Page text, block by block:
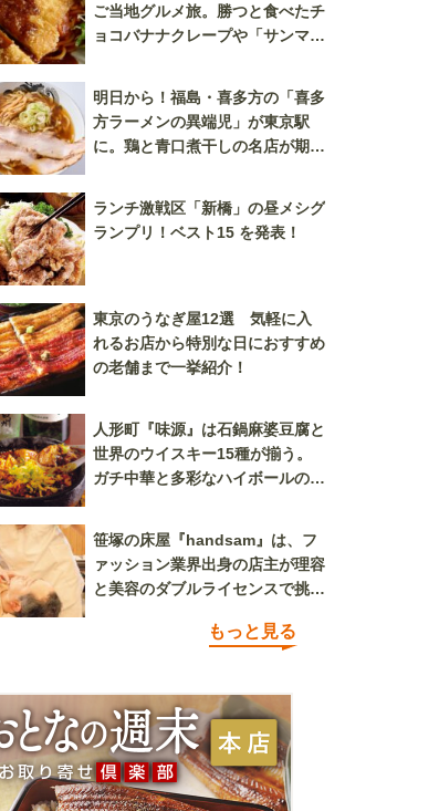
ご当地グルメ旅。勝つと食べたチ
ョコバナナクレープや「サンマー
明日から！福島・喜多方の「喜多
方ラーメンの異端児」が東京駅
に。鶏と青口煮干しの名店が期間
ランチ激戦区「新橋」の昼メシグ
ランプリ！ベスト15 を発表！
東京のうなぎ屋12選 気軽に入
れるお店から特別な日におすすめ
の老舗まで一挙紹介！
人形町『味源』は石鍋麻婆豆腐と
世界のウイスキー15種が揃う。
ガチ中華と多彩なハイボールの組
笹塚の床屋『handsam』は、フ
ァッション業界出身の店主が理容
と美容のダブルライセンスで挑む
もっと見る